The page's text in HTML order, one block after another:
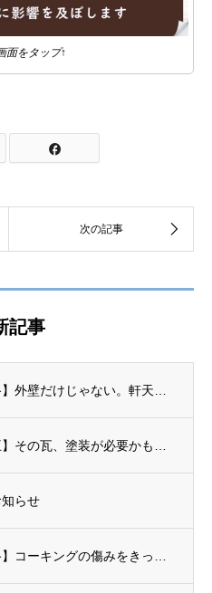
面をタップ↑
記事
らせ